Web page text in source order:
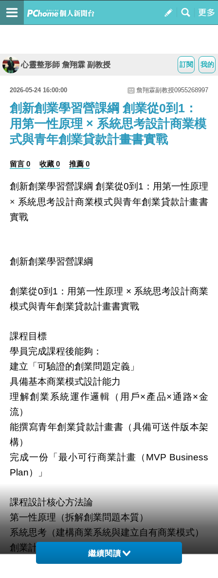
我的
訂閱
心靈整形師 詹翔霖 副教授
2026-05-24 16:00:00 詹翔霖副教授0955268997
創新創業學習營課綱 創業從0到1：
用第一性原理 × 系統思考設計商業模
式與青年創業貸款計畫書實戰
留言 0 收藏 0 推薦 0
創新創業學習營課綱 創業從0到1 ：用第一性原理
× 系統思考設計商業模式與青年創業貸款計畫書
實戰
創新創業學習營課綱
創業從0到1 ：用第一性原理 × 系統思考設計商業
模式與青年創業貸款計畫書實戰
課程目標
學員完成課程後能夠：
建立「可驗證的創業問題定義」
具備基本商業模式設計能力
理解創業系統運作邏輯（用戶×產品×通路×金
流）
能撰寫青年創業貸款計畫書（具備可送件版本架
構）
完成一份「最小可行商業計畫（ MVP Business
Plan）」
課程設計核心方法論
第一性原理（拆解創業問題本質）
系統思考（建構商業系統與建立自有商業模式）
創業計劃書實作導向（最小可行計畫排程）
繼續閱讀